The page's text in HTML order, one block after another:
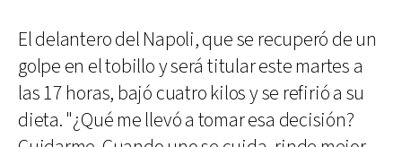
El delantero del Napoli, que se recuperó de un
golpe en el tobillo y será titular este martes a
las 17 horas, bajó cuatro kilos y se refirió a su
dieta. "¿Qué me llevó a tomar esa decisión?